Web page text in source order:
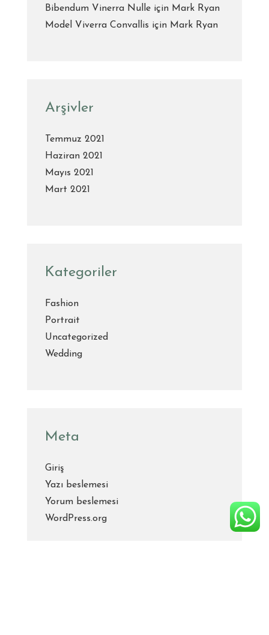
Bibendum Vinerra Nulle için Mark Ryan
Model Viverra Convallis için Mark Ryan
Arşivler
Temmuz 2021
Haziran 2021
Mayıs 2021
Mart 2021
Kategoriler
Fashion
Portrait
Uncategorized
Wedding
Meta
Giriş
Yazı beslemesi
Yorum beslemesi
WordPress.org